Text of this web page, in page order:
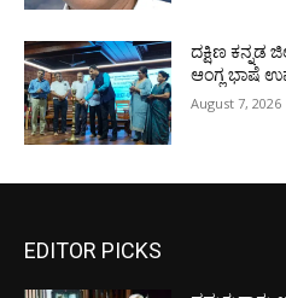
ದಕ್ಷಿಣ ಕನ್ನಡ
ಆಂಗ್ಲ ಭಾಷೆ
August 7, 2026
EDITOR PICKS